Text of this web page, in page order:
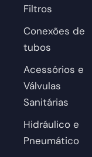
Filtros
Conexões de
tubos
Acessórios e
Válvulas
Sanitárias
Hidráulico e
Pneumático